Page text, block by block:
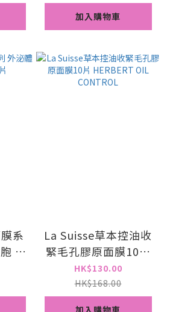
加入購物車
系
一
La Suisse草本控油收
緊毛孔膠原面膜10片
HERBERT OIL
CONTROL
HK$130.00
HK$168.00